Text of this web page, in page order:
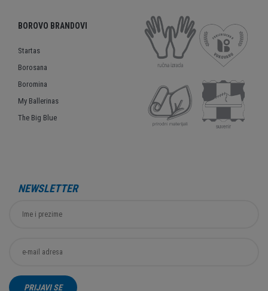
BOROVO BRANDOVI
Startas
Borosana
Boromina
My Ballerinas
The Big Blue
NEWSLETTER
PRIJAVI SE